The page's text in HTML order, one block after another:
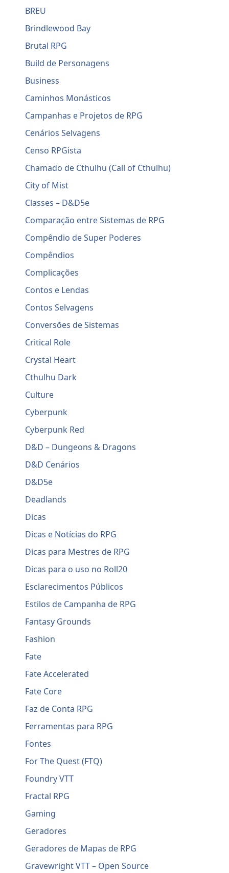
BREU
Brindlewood Bay
Brutal RPG
Build de Personagens
Business
Caminhos Monásticos
Campanhas e Projetos de RPG
Cenários Selvagens
Censo RPGista
Chamado de Cthulhu (Call of Cthulhu)
City of Mist
Classes – D&D5e
Comparação entre Sistemas de RPG
Compêndio de Super Poderes
Compêndios
Complicações
Contos e Lendas
Contos Selvagens
Conversões de Sistemas
Critical Role
Crystal Heart
Cthulhu Dark
Culture
Cyberpunk
Cyberpunk Red
D&D – Dungeons & Dragons
D&D Cenários
D&D5e
Deadlands
Dicas
Dicas e Notícias do RPG
Dicas para Mestres de RPG
Dicas para o uso no Roll20
Esclarecimentos Públicos
Estilos de Campanha de RPG
Fantasy Grounds
Fashion
Fate
Fate Accelerated
Fate Core
Faz de Conta RPG
Ferramentas para RPG
Fontes
For The Quest (FTQ)
Foundry VTT
Fractal RPG
Gaming
Geradores
Geradores de Mapas de RPG
Gravewright VTT – Open Source